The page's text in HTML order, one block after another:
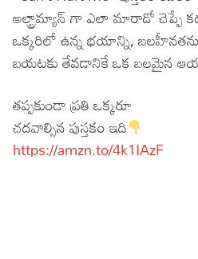
అల్ట్రామ్యాన్ గా ఎలా మారాడో చెప్పే
ఒక్కరిలో ఉన్న భయాన్ని,
బయటకు తేవడానికే ఒక బలమైన
తప్పకుండా ప్రతి ఒక్కరూ
చదవాల్సిన పుస్తకం ఇది
https://amzn.to/4k1IAzF